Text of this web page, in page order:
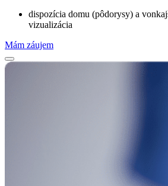
dispozícia domu (pôdorysy) a
vizualizácia
Mám záujem